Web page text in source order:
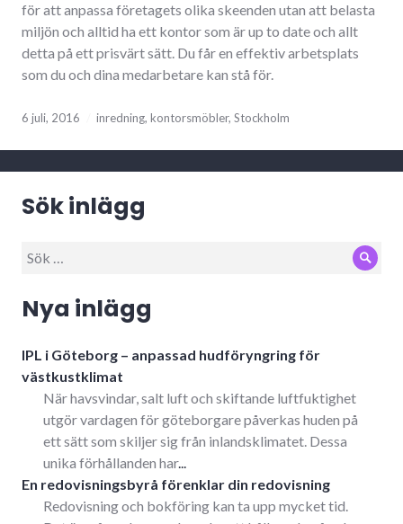
för att anpassa företagets olika skeenden utan att belasta
miljön och alltid ha ett kontor som är up to date och allt
detta på ett prisvärt sätt. Du får en effektiv arbetsplats
som du och dina medarbetare kan stå för.
6 juli, 2016 inredning, kontorsmöbler, Stockholm
Sök inlägg
Sök
Sök
Nya inlägg
IPL i Göteborg – anpassad hudföryngring för
västkustklimat
När havsvindar, salt luft och skiftande luftfuktighet
utgör vardagen för göteborgare påverkas huden på
ett sätt som skiljer sig från inlandsklimatet. Dessa
unika förhållanden har...
En redovisningsbyrå förenklar din redovisning
Redovisning och bokföring kan ta upp mycket tid.